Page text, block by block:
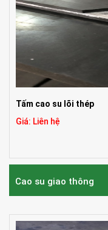
Tấm cao su lõi thép
Giá: Liên hệ
Cao su giao thông